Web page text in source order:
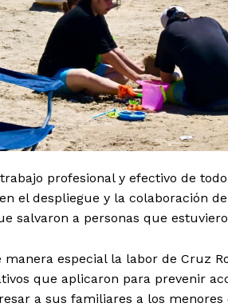
profesional y efectivo de
el despliegue y la colaboración
salvaron a personas que
manera especial la labor de Cruz
que aplicaron para prevenir
a sus familiares a los